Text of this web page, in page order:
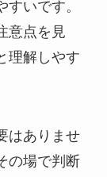
いです。
意点を見
理解しやす
はありませ
の場で判断